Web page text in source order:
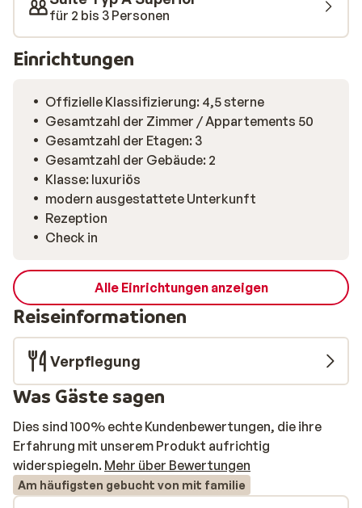
für 2 bis 3 Personen
Einrichtungen
Offizielle Klassifizierung: 4,5 sterne
Gesamtzahl der Zimmer / Appartements 50
Gesamtzahl der Etagen: 3
Gesamtzahl der Gebäude: 2
Klasse: luxuriös
modern ausgestattete Unterkunft
Rezeption
Check in
Alle Einrichtungen anzeigen
Reiseinformationen
Verpflegung
Was Gäste sagen
Dies sind 100% echte Kundenbewertungen, die ihre
Erfahrung mit unserem Produkt aufrichtig
widerspiegeln. Mehr über Bewertungen
Am häufigsten gebucht von mit familie